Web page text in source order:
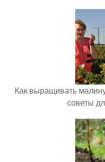
Как выращивать
советы